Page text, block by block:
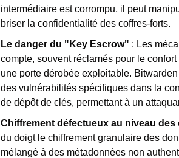
intermédiaire est corrompu, il peut
briser la confidentialité des coffres-forts.
Le danger du "Key Escrow" : Les
compte, souvent réclamés pour le
une porte dérobée exploitable.
des vulnérabilités spécifiques dans la
de dépôt de clés, permettant à un
Chiffrement défectueux au niveau des
du doigt le chiffrement granulaire des
mélangé à des métadonnées non